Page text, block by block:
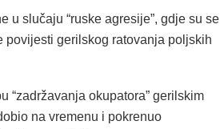
u slučaju “ruske agresije”, gdje su se
gerilskog ratovanja poljskih
“zadržavanja okupatora” gerilskim
na vremenu i pokrenuo